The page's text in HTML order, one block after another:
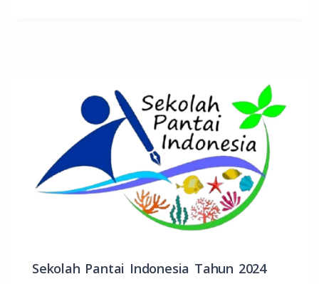
Sekolah Pantai Indonesia Tahun 2024